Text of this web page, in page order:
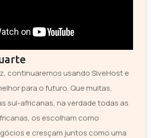
continuaremos usando SiveHost e
para o futuro. Que muitas,
sul-africanas, na verdade todas as
os escolham como
e cresçam juntos como uma